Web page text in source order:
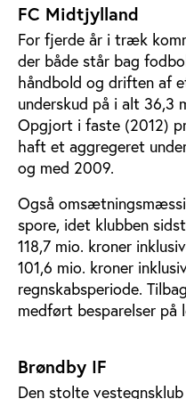
FC Midtjylland
For fjerde år i træk
der både står bag
håndbold og driften af
underskud på i alt 36,3
Opgjort i faste (2012)
haft et aggregeret
og med 2009.
Også
spore, idet klubben
118,7 mio. kroner
101,6 mio. kroner
regnskabsperiode.
medført besparelser på
Brøndby IF
Den stolte